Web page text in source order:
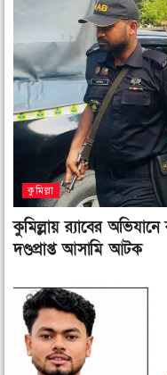
কুমিল্লা
কুমিল্লায় র‌্যাবের
দণ্ডপ্রাপ্ত আসামি আটক